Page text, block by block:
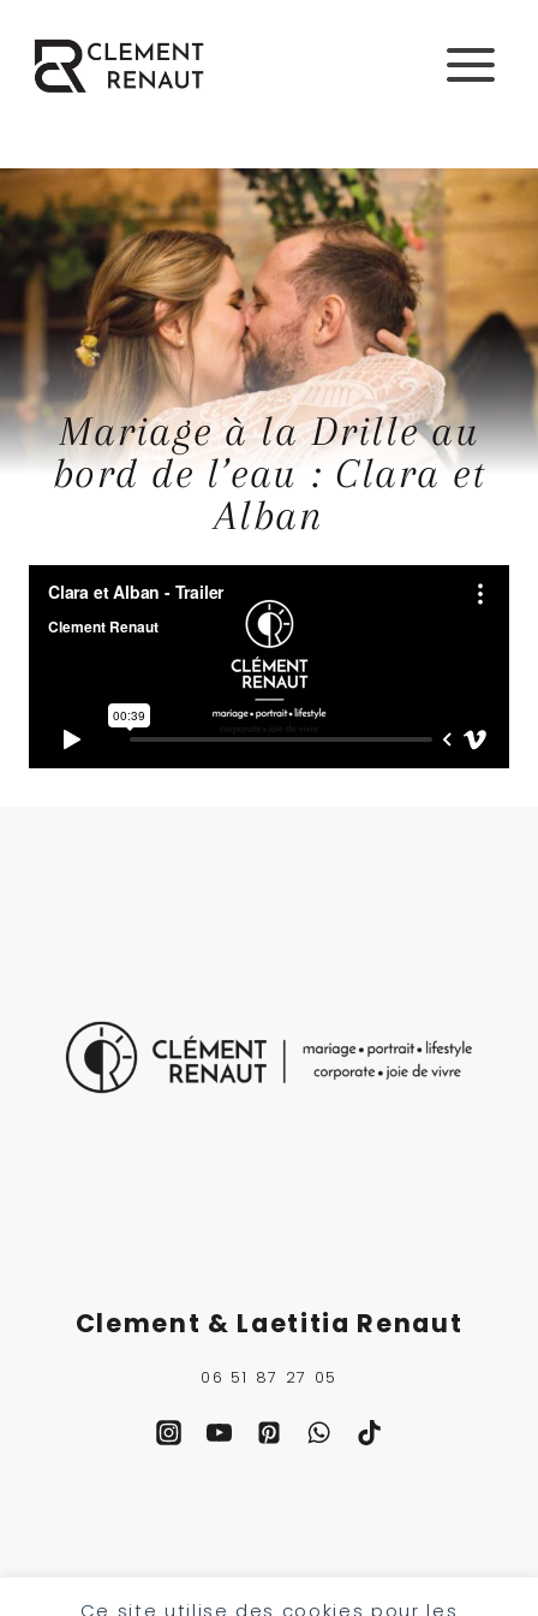
au
contenu
Mariage à la Drille au
bord de l’eau : Clara et
Alban
Clement & Laetitia Renaut
06 51 87 27 05
Ce site utilise des cookies pour les